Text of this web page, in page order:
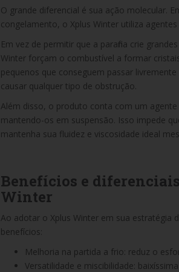
O grande diferencial é sua ação molecular.
congelamento, o Xplus Winter utiliza agentes
Em vez de permitir que a parafina crie
Winter forçam o combustível a formar
pequenos que conseguem passar livremente
causar qualquer tipo de obstrução.
Além disso, o produto conta com um agente
mantendo-os em suspensão. Isso impede
mantenha sua fluidez e viscosidade ideal
Benefícios e
Winter
Ao adotar o Xplus Winter em sua estratégia
benefícios:
Melhoria na partida a frio: reduz o
Versatilidade e miscibilidade: